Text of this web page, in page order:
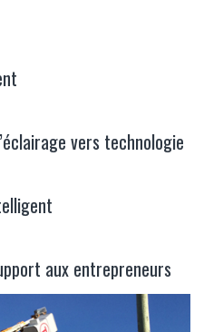
vers technologie
aux entrepreneurs